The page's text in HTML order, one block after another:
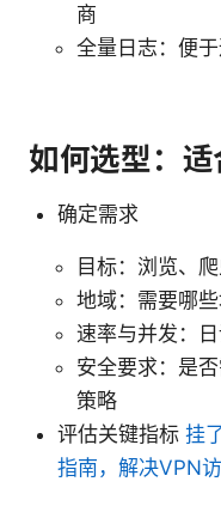
商
全量日志：便
如何选型：
确定需求
目标：浏览、
地域：需要哪
速率与并发：
安全要求：是
策略
评估关键指标 挂
指南，解决VPN